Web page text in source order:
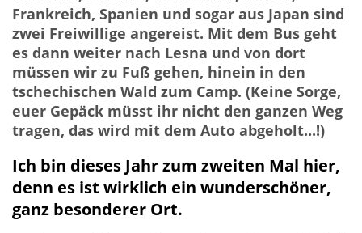
Frankreich, Spanien und sogar aus Japan sind
zwei Freiwillige angereist. Mit dem Bus geht
es dann weiter nach Lesna und von dort
müssen wir zu Fuß gehen, hinein in den
tschechischen Wald zum Camp. (Keine Sorge,
euer Gepäck müsst ihr nicht den ganzen Weg
tragen, das wird mit dem Auto abgeholt...!)
Ich bin dieses Jahr zum zweiten Mal hier,
denn es ist wirklich ein wunderschöner,
ganz besonderer Ort.